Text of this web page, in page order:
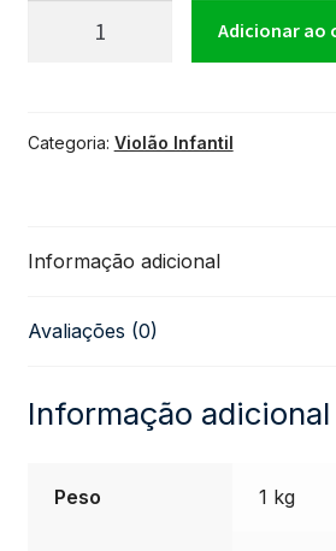
PHX-
Marvel
quantidade
Adicionar ao
Categoria: Violão Infantil
Informação adicional
Avaliações (0)
Informação adicional
Peso 1 kg